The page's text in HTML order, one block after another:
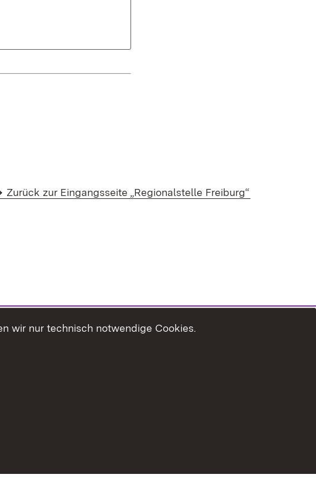
Zurück zur Eingangsseite „Regionalstelle Freiburg“
wir nur technisch notwendige Cookies.